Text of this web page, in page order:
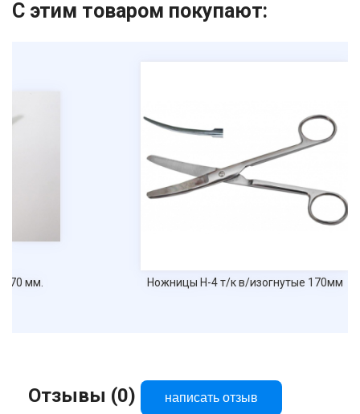
С этим товаром покупают:
Ножницы Н-4 т/к в/изогнутые 170мм
Отзывы (0) написать отзыв
Нажимая на кнопку "Отправить" вы